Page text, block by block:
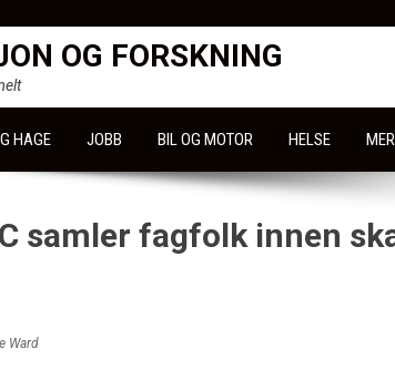
OG FORSKNING
HAGE JOBB BIL OG MOTOR HELSE
samler fagfolk innen
Ward